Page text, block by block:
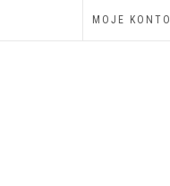
MOJE KONTO